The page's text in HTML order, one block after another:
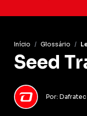
Início / Glossário /
Seed
Por: